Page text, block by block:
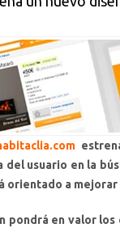
usuario en la
orientado a
pondrá en valor